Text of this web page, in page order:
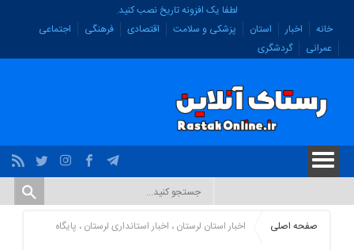
لطفا یک افزونه تاریخ نصب کنید.
خانه
اخبار استان پزشکی و سلامت اقتصادی فرهنگی
اجتماعی
عمرانی
گردشگری
صفحه اصلی
اخبار استان لرستان ، اخبار استانداری لرستان ، پایگاه